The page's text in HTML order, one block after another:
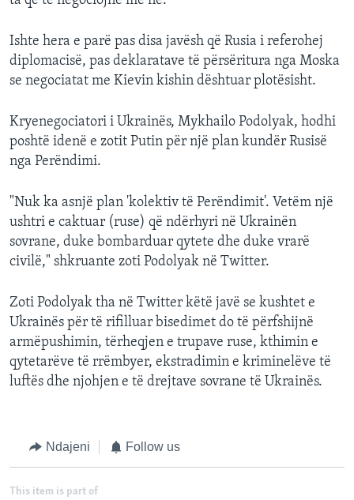
Ishte hera e parë pas disa javësh që Rusia i referohej
diplomacisë, pas deklaratave të përsëritura nga Moska
se negociatat me Kievin kishin dështuar plotësisht.
Kryenegociatori i Ukrainës, Mykhailo Podolyak, hodhi
poshtë idenë e zotit Putin për një plan kundër Rusisë
nga Perëndimi.
"Nuk ka asnjë plan 'kolektiv të Perëndimit'. Vetëm një
ushtri e caktuar (ruse) që ndërhyri në Ukrainën
sovrane, duke bombarduar qytete dhe duke vrarë
civilë," shkruante zoti Podolyak në Twitter.
Zoti Podolyak tha në Twitter këtë javë se kushtet e
Ukrainës për të rifilluar bisedimet do të përfshijnë
armëpushimin, tërheqjen e trupave ruse, kthimin e
qytetarëve të rrëmbyer, ekstradimin e kriminelëve të
luftës dhe njohjen e të drejtave sovrane të Ukrainës.
Ndajeni Follow us
This item is part of